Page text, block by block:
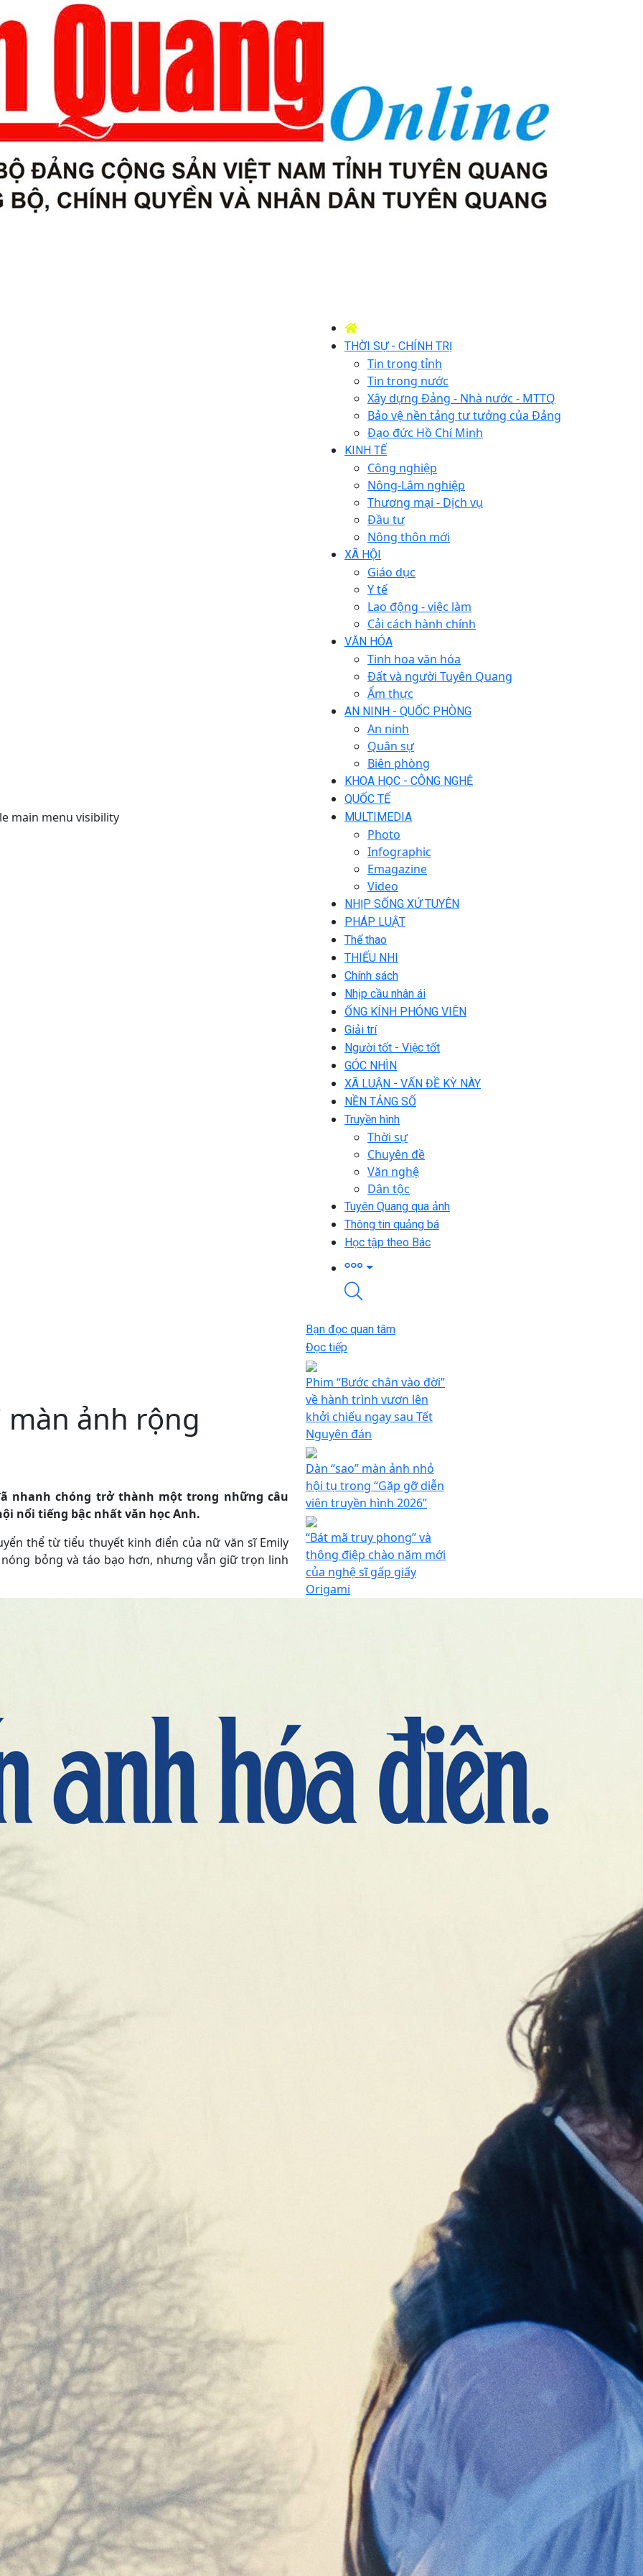
main menu visibility
THỜI SỰ - CHÍNH TRỊ
Tin trong tỉnh
Tin trong nước
Xây dựng Đảng - Nhà nước - MTTQ
Bảo vệ nền tảng tư tưởng của Đảng
Đạo đức Hồ Chí Minh
KINH TẾ
Công nghiệp
Nông-Lâm nghiệp
Thương mại - Dịch vụ
Đầu tư
Nông thôn mới
XÃ HỘI
Giáo dục
Y tế
Lao động - việc làm
Cải cách hành chính
VĂN HÓA
Tinh hoa văn hóa
Đất và người Tuyên Quang
Ẩm thực
AN NINH - QUỐC PHÒNG
An ninh
Quân sự
Biên phòng
KHOA HỌC - CÔNG NGHỆ
QUỐC TẾ
MULTIMEDIA
Photo
Infographic
Emagazine
Video
NHỊP SỐNG XỨ TUYÊN
PHÁP LUẬT
Thể thao
THIẾU NHI
Chính sách
Nhịp cầu nhân ái
ỐNG KÍNH PHÓNG VIÊN
Giải trí
Người tốt - Việc tốt
GÓC NHÌN
XÃ LUẬN - VẤN ĐỀ KỲ NÀY
NỀN TẢNG SỐ
Truyền hình
Thời sự
Chuyên đề
Văn nghệ
Dân tộc
Tuyên Quang qua ảnh
Thông tin quảng bá
Học tập theo Bác
màn ảnh rộng
nhanh chóng trở thành một trong những câu
nổi tiếng bậc nhất văn học Anh.
thể từ tiểu thuyết kinh điển của nữ văn sĩ Emily
bỏng và táo bạo hơn, nhưng vẫn giữ trọn linh
Bạn đọc quan tâm
Đọc tiếp
Phim “Bước chân vào đời”
về hành trình vươn lên
khởi chiếu ngay sau Tết
Nguyên đán
Dàn “sao” màn ảnh nhỏ
hội tụ trong “Gặp gỡ diễn
viên truyền hình 2026”
“Bát mã truy phong” và
thông điệp chào năm mới
của nghệ sĩ gấp giấy
Origami